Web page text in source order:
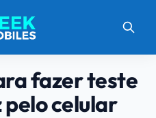
fazer teste
celular